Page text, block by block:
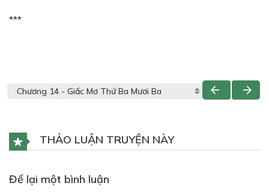
***
THẢO LUẬN TRUYỆN NÀY
Để lại một bình luận